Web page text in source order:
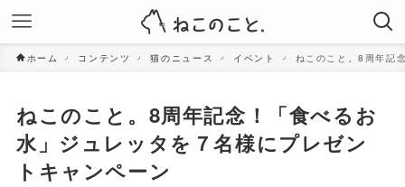
ホーム コンテンツ 猫のニュース イベント ねこのこと。8周年記
ねこのこと。8周年記念！「食べるお
水」ジュレッタを７名様にプレゼン
トキャンペーン